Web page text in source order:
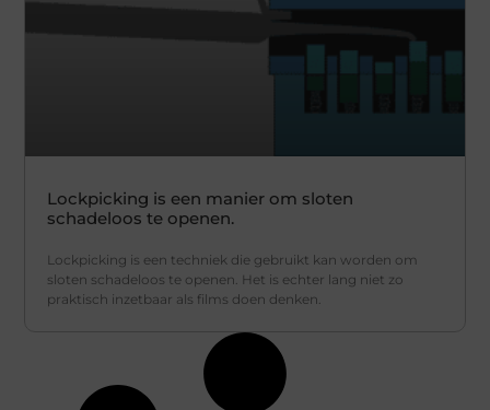
Lockpicking is een manier om sloten
schadeloos te openen.
Lockpicking is een techniek die gebruikt kan worden om
sloten schadeloos te openen. Het is echter lang niet zo
praktisch inzetbaar als films doen denken.